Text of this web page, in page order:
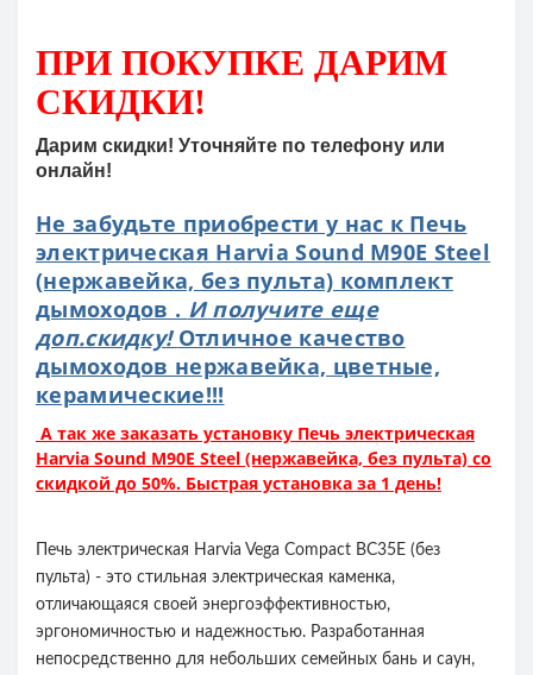
ПРИ ПОКУПКЕ ДАРИМ
СКИДКИ!
Дарим скидки! Уточняйте по телефону или
онлайн!
Не забудьте приобрести у нас к Печь
электрическая Harvia Sound M90E Steel
(нержавейка, без пульта) комплект
дымоходов . И получите еще
доп.скидку!Отличное качество
дымоходов нержавейка, цветные,
керамические!!!
А так же заказать установку Печь электрическая
Harvia Sound M90E Steel (нержавейка, без пульта) со
скидкой до 50%. Быстрая установка за 1 день!
Печь электрическая Harvia Vega Compact ВС35Е (без
пульта) - это стильная электрическая каменка,
отличающаяся своей энергоэффективностью,
эргономичностью и надежностью. Разработанная
непосредственно для небольших семейных бань и саун,